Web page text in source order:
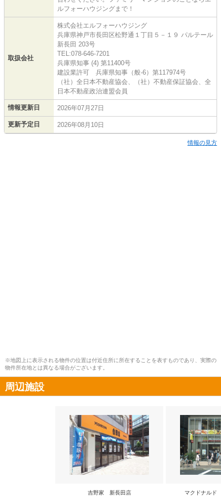
ルフォーハウジングまで！
取扱会社
株式会社エルフォーハウジング
兵庫県神戸市長田区松野通１丁目５－１９ パルテール
新長田 203号
TEL:078-646-7201
兵庫県知事 (4) 第11400号
建設業許可 兵庫県知事（般-6）第117974号
（社）全日本不動産協会、（社）不動産保証協会、全
日本不動産政治連盟会員
情報更新日 2026年07月27日
更新予定日 2026年08月10日
情報の見方
※地図上に表示される物件の位置は付近住所に所在することを表すものであり、実際の
物件所在地とは異なる場合がございます。
周辺施設
吉野家 新長田店 マクドナルド